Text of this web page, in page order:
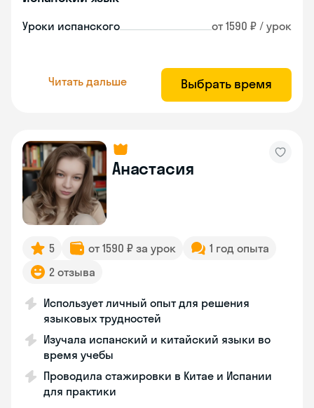
Уроки испанского от 1590 ₽ / урок
Читать дальше Выбрать время
Анастасия
5 от 1590 ₽ за урок
1 год опыта
2 отзыва
Использует личный опыт для решения
языковых трудностей
Изучала испанский и китайский языки во
время учебы
Проводила стажировки в Китае и Испании
для практики